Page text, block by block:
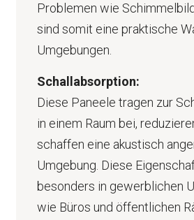
Problemen wie
sind somit eine praktische
Umgebungen.
Schallabsorption:
Diese Paneele tragen zur
in einem Raum bei,
schaffen eine akustisch
Umgebung. Diese
besonders in gewerblichen
wie Büros und öffentlichen